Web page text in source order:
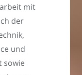
mit
der
und
sowie